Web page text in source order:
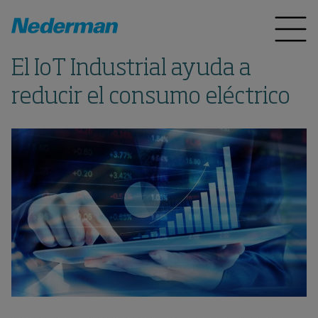
El IoT Industrial ayuda a
reducir el consumo eléctrico